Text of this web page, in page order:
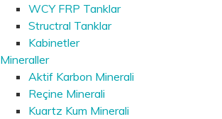
WCY FRP Tanklar
Structral Tanklar
Kabinetler
Mineraller
Aktif Karbon Minerali
Reçine Minerali
Kuartz Kum Minerali